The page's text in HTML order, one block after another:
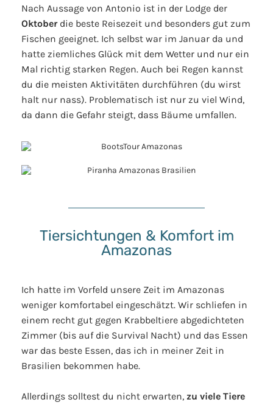
Nach Aussage von Antonio ist in der Lodge der
Oktoberdie beste Reisezeit und besonders gut zum
Fischen geeignet. Ich selbst war im Januar da und
hatte ziemliches Glück mit dem Wetter und nur ein
Mal richtig starken Regen. Auch bei Regen kannst
du die meisten Aktivitäten durchführen (du wirst
halt nur nass). Problematisch ist nur zu viel Wind,
da dann die Gefahr steigt, dass Bäume umfallen.
Tiersichtungen & Komfort im
Amazonas
Ich hatte im Vorfeld unsere Zeit im Amazonas
weniger komfortabel eingeschätzt. Wir schliefen in
einem recht gut gegen Krabbeltiere abgedichteten
Zimmer (bis auf die Survival Nacht) und das Essen
war das beste Essen, das ich in meiner Zeit in
Brasilien bekommen habe.
Allerdings solltest du nicht erwarten, zu viele Tiere